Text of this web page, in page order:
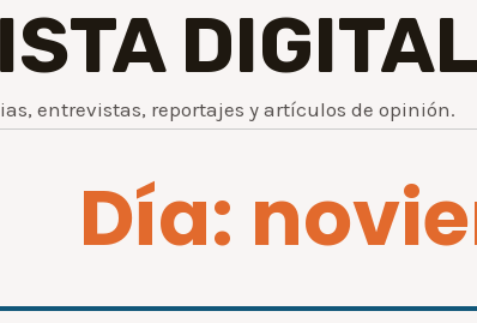
entrevistas, reportajes y artículos de opinión.
Día: